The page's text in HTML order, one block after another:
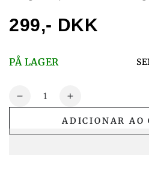
299,- DKK
PÅ LAGER
Quantidade
Reduza
quantidade
Aumente
quantidade
ADICIONAR AO